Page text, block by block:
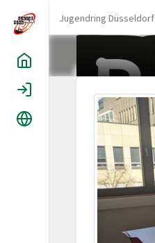
Jugendring Düsseldorf